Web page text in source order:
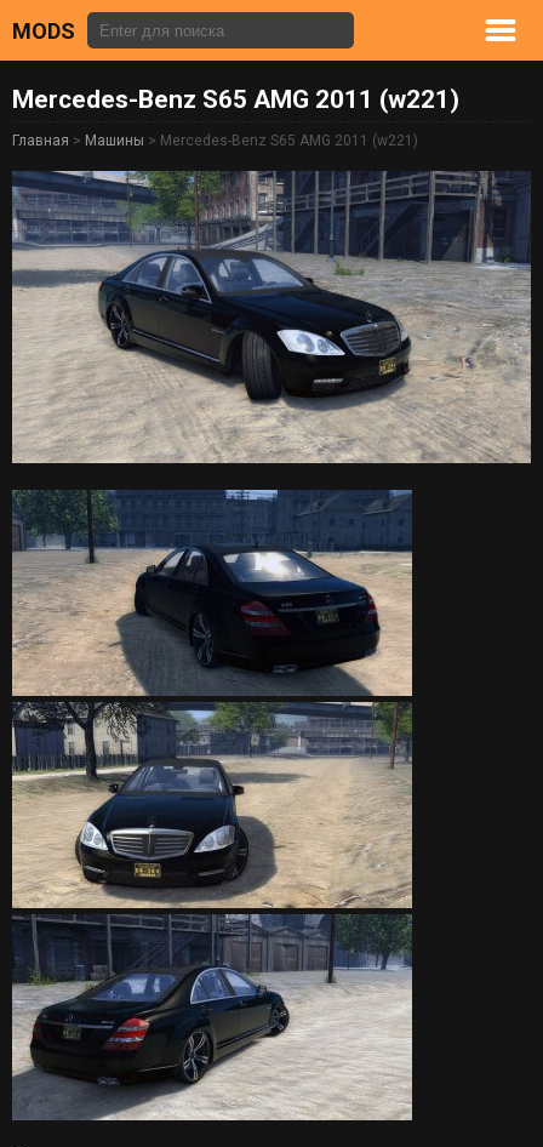
MODS
Mercedes-Benz S65 AMG 2011 (w221)
Главная > Машины > Mercedes-Benz S65 AMG 2011 (w221)